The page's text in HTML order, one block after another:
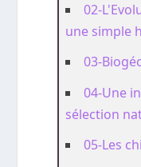
02-
une simple
03-
04-Une
sélection
05-Les